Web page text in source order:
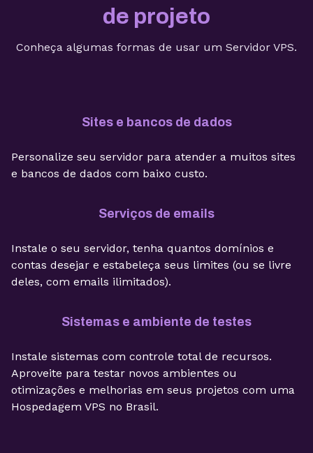
de projeto
Conheça algumas formas de usar um Servidor VPS.
Sites e bancos de dados
Personalize seu servidor para atender a muitos sites
e bancos de dados com baixo custo.
Serviços de emails
Instale o seu servidor, tenha quantos domínios e
contas desejar e estabeleça seus limites (ou se livre
deles, com emails ilimitados).
Sistemas e ambiente de testes
Instale sistemas com controle total de recursos.
Aproveite para testar novos ambientes ou
otimizações e melhorias em seus projetos com uma
Hospedagem VPS no Brasil.